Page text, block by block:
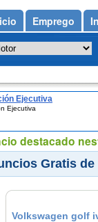
Ejecutiva
Ejecutiva
Gratis de
Volkswagen golf
Emprego
destacado